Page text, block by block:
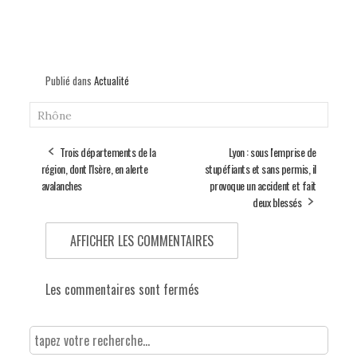
Publié dans Actualité
Rhône
Trois départements de la
région, dont l'Isère, en alerte
avalanches
Lyon : sous l'emprise de
stupéfiants et sans permis, il
provoque un accident et fait
deux blessés
AFFICHER LES COMMENTAIRES
Les commentaires sont fermés